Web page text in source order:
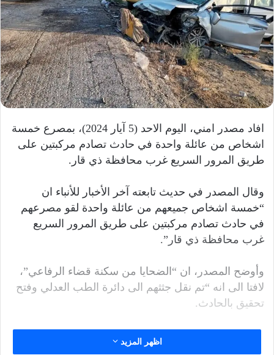
افاد مصدر امني، اليوم الاحد (5 آيار 2024)، بمصرع خمسة
اشخاص من عائلة واحدة في حادث تصادم مركبتين على
طريق المرور السريع غرب محافظة ذي قار.
وقال المصدر في حديث تابعته آخر الأخبار للأنباء ان
“خمسة اشخاص جميعهم من عائلة واحدة لقو مصرعهم
في حادث تصادم مركبتين على طريق المرور السريع
غرب محافظة ذي قار”.
وأوضح المصدر، ان “الضحايا من سكنة قضاء الرفاعي”،
لافتا الى انه “تم نقل جثثهم الى دائرة الطب العدلي وفتح
تحقيق بالحادث.
اظهر المزيد